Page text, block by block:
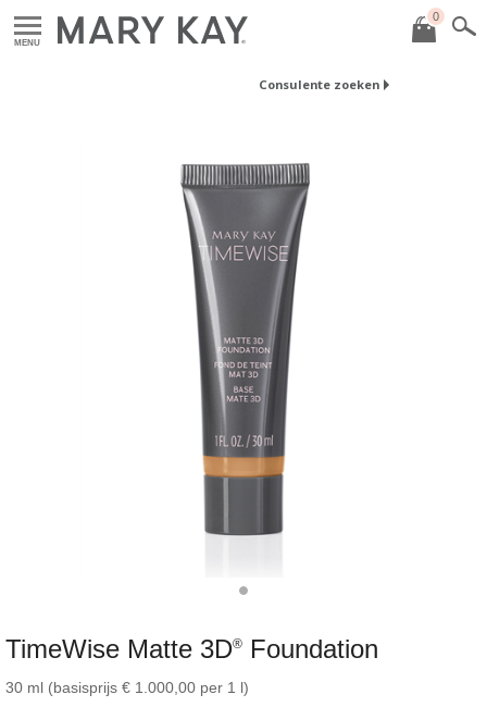
MENU
0
Consulente zoeken
TimeWise Matte 3D® Foundation
30 ml (basisprijs € 1.000,00 per 1 l)